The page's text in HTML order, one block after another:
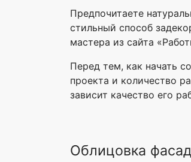
Предпочитаете
стильный способ
мастера из сайта
Перед тем, как начать
проекта и количество
зависит качество его
Облицовка